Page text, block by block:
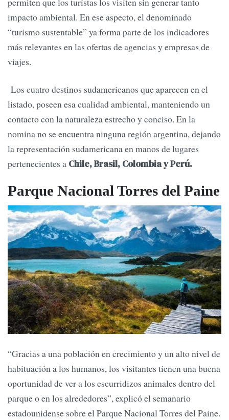
impacto ambiental. En ese aspecto, el denominado
“turismo sustentable” ya forma parte de los indicadores
más relevantes en las ofertas de agencias y empresas de
viajes.
Los cuatro destinos sudamericanos que aparecen en el
listado, poseen esa cualidad ambiental, manteniendo un
contacto con la naturaleza estrecho y conciso. En la
nomina no se encuentra ninguna región argentina, dejando
la representación sudamericana en manos de lugares
pertenecientes a Chile, Brasil, Colombia y Perú.
Parque Nacional Torres del Paine
“Gracias a una población en crecimiento y un alto nivel de
habituación a los humanos, los visitantes tienen una buena
oportunidad de ver a los escurridizos animales dentro del
parque o en los alrededores”, explicó el semanario
estadounidense sobre el Parque Nacional Torres del Paine.